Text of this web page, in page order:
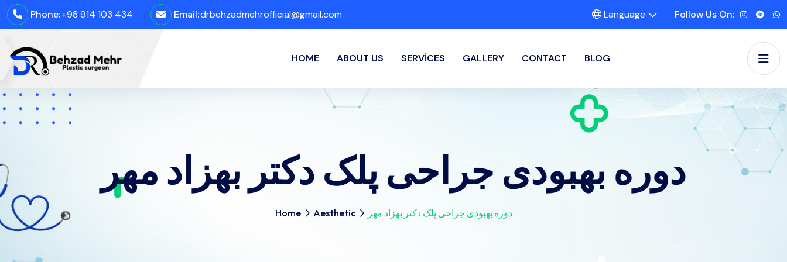
Phone:+98 914 103 434 Email:drbehzadmehrofficial@gmail.com Language Follow Us On:
HOME ABOUT US SERVICES GALLERY CONTACT BLOG
دوره بهبودی جراحی پلک دکتر بهزاد مهر
Home Aesthetic دوره بهبودی جراحی پلک دکتر بهزاد مهر